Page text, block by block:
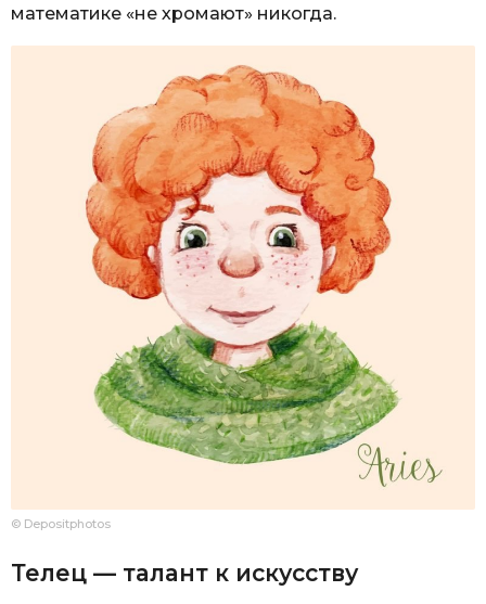
математике «не хромают» никогда.
© Depositphotos
Телец — талант к искусству